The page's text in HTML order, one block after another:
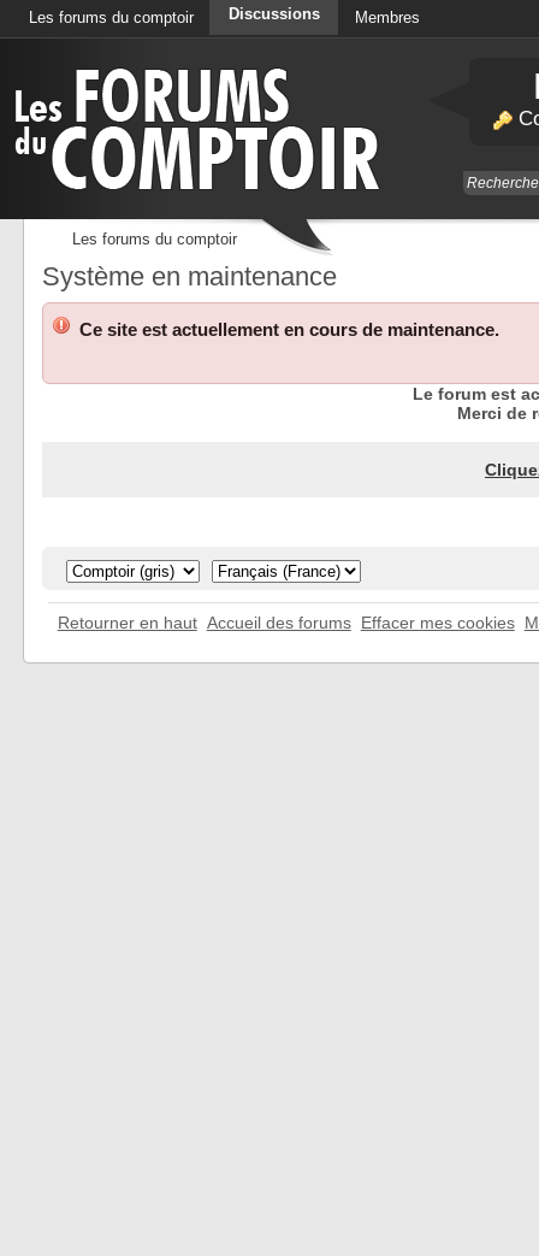
Les forums du comptoir Discussions Membres
Les forums du comptoir
Système en maintenance
Ce site est actuellement en cours de maintenance.
Le forum est
Merci de
Retourner en haut Accueil des forums Effacer mes cookies